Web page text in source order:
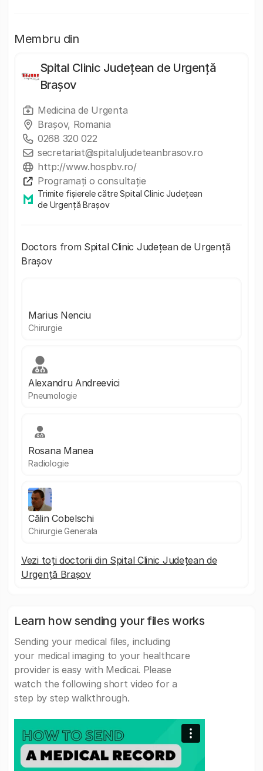
Membru din
Spital Clinic Județean de Urgență
Brașov
Medicina de Urgenta
Brașov, Romania
0268 320 022
secretariat@spitaluljudeteanbrasov.ro
http://www.hospbv.ro/
Programați o consultație
Trimite fișierele către Spital Clinic Județean
de Urgență Brașov
Doctors from Spital Clinic Județean de Urgență
Brașov
Marius Nenciu
Chirurgie
Alexandru Andreevici
Pneumologie
Rosana Manea
Radiologie
Călin Cobelschi
Chirurgie Generala
Vezi toți doctorii din Spital Clinic Județean de
Urgență Brașov
Learn how sending your files works
Sending your medical files, including
your medical imaging to your healthcare
provider is easy with Medicai. Please
watch the following short video for a
step by step walkthrough.